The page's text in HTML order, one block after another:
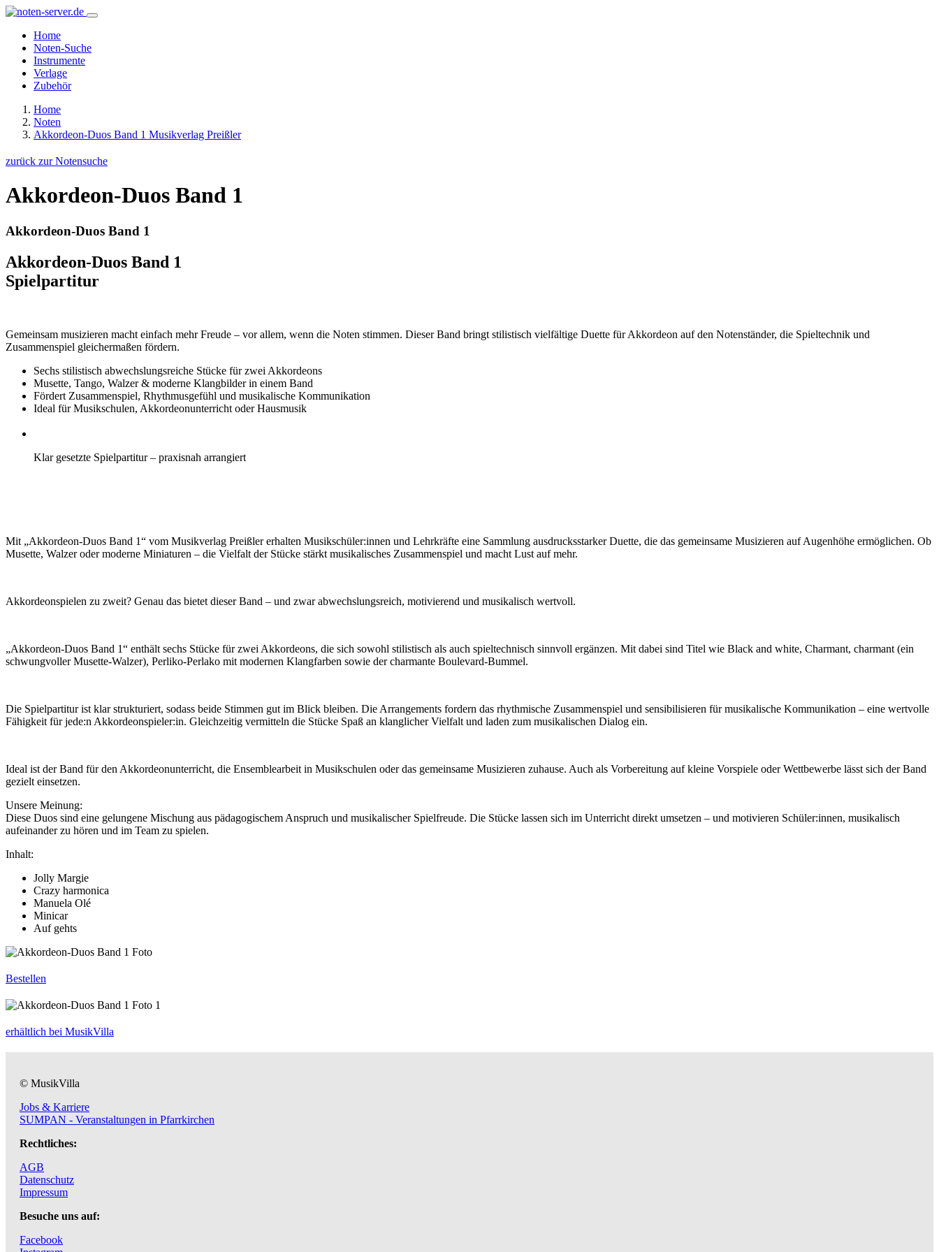
Home
Noten-Suche
Instrumente
Verlage
Zubehör
Home
Noten
Akkordeon-Duos Band 1 Musikverlag Preißler
zurück zur Notensuche
Akkordeon-Duos Band 1
Akkordeon-Duos Band 1
Akkordeon-Duos Band 1
Spielpartitur
Gemeinsam musizieren macht einfach mehr Freude – vor allem, wenn die Noten stimmen. Dieser Band bringt stilistisch vielfältige Duette für Akkordeon auf den Notenständer, die Spieltechnik und
Zusammenspiel gleichermaßen fördern.
Sechs stilistisch abwechslungsreiche Stücke für zwei Akkordeons
Musette, Tango, Walzer & moderne Klangbilder in einem Band
Fördert Zusammenspiel, Rhythmusgefühl und musikalische Kommunikation
Ideal für Musikschulen, Akkordeonunterricht oder Hausmusik
Klar gesetzte Spielpartitur – praxisnah arrangiert
Mit „Akkordeon-Duos Band 1“ vom Musikverlag Preißler erhalten Musikschüler:innen und Lehrkräfte eine Sammlung ausdrucksstarker Duette, die das gemeinsame Musizieren auf Augenhöhe ermöglichen. Ob
Musette, Walzer oder moderne Miniaturen – die Vielfalt der Stücke stärkt musikalisches Zusammenspiel und macht Lust auf mehr.
Akkordeonspielen zu zweit? Genau das bietet dieser Band – und zwar abwechslungsreich, motivierend und musikalisch wertvoll.
„Akkordeon-Duos Band 1“ enthält sechs Stücke für zwei Akkordeons, die sich sowohl stilistisch als auch spieltechnisch sinnvoll ergänzen. Mit dabei sind Titel wie Black and white, Charmant, charmant (ein
schwungvoller Musette-Walzer), Perliko-Perlako mit modernen Klangfarben sowie der charmante Boulevard-Bummel.
Die Spielpartitur ist klar strukturiert, sodass beide Stimmen gut im Blick bleiben. Die Arrangements fordern das rhythmische Zusammenspiel und sensibilisieren für musikalische Kommunikation – eine wertvolle
Fähigkeit für jede:n Akkordeonspieler:in. Gleichzeitig vermitteln die Stücke Spaß an klanglicher Vielfalt und laden zum musikalischen Dialog ein.
Ideal ist der Band für den Akkordeonunterricht, die Ensemblearbeit in Musikschulen oder das gemeinsame Musizieren zuhause. Auch als Vorbereitung auf kleine Vorspiele oder Wettbewerbe lässt sich der Band
gezielt einsetzen.
Unsere Meinung:
Diese Duos sind eine gelungene Mischung aus pädagogischem Anspruch und musikalischer Spielfreude. Die Stücke lassen sich im Unterricht direkt umsetzen – und motivieren Schüler:innen, musikalisch
aufeinander zu hören und im Team zu spielen.
Inhalt:
Jolly Margie
Crazy harmonica
Manuela Olé
Minicar
Auf gehts
Bestellen
erhältlich bei MusikVilla
© MusikVilla
Jobs & Karriere
SUMPAN - Veranstaltungen in Pfarrkirchen
Rechtliches:
AGB
Datenschutz
Impressum
Besuche uns auf:
Facebook